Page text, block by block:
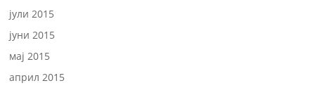
јули 2015
јуни 2015
мај 2015
април 2015